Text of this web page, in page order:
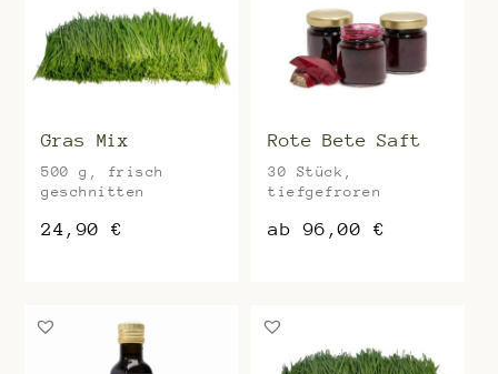
Gras Mix
500 g, frisch
geschnitten
24,90€
mehrere
Varianten
Rote Bete Saft
30 Stück,
tiefgefroren
ab96,00 €
mehrere
Varianten
auf.